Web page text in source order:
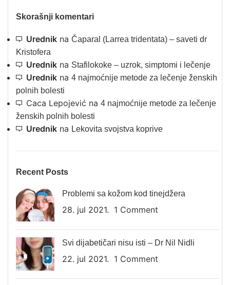
Skorašnji komentari
Urednik na Čaparal (Larrea tridentata) – saveti dr
Kristofera
Urednik na Stafilokoke – uzrok, simptomi i lečenje
Urednik na 4 najmoćnije metode za lečenje ženskih
polnih bolesti
Caca Lepojević na 4 najmoćnije metode za lečenje
ženskih polnih bolesti
Urednik na Lekovita svojstva koprive
Recent Posts
Problemi sa kožom kod tinejdžera
28. jul 2021. 1 Comment
Svi dijabetičari nisu isti – Dr Nil Nidli
22. jul 2021. 1 Comment